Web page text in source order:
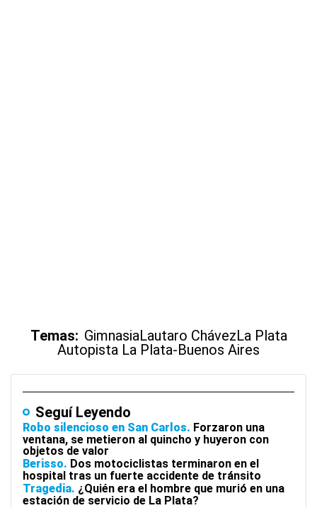
Temas: GimnasiaLautaro ChávezLa Plata
Autopista La Plata-Buenos Aires
Seguí Leyendo
Robo silencioso en San Carlos Forzaron una
ventana, se metieron al quincho y huyeron con
objetos de valor
Berisso Dos motociclistas terminaron en el
hospital tras un fuerte accidente de tránsito
Tragedia ¿Quién era el hombre que murió en una
estación de servicio de La Plata?